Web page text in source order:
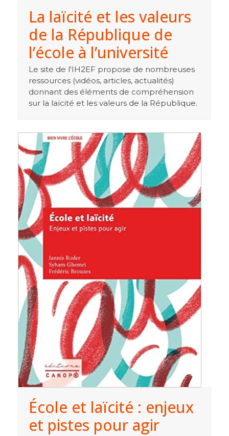
La laïcité et les valeurs
de la République de
l’école à l’université
Le site de l'IH2EF propose de nombreuses
ressources (vidéos, articles, actualités)
donnant des éléments de compréhension
sur la laïcité et les valeurs de la République.
École et laïcité : enjeux
et pistes pour agir